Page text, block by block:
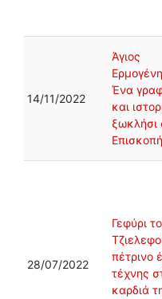
14/11/2022
Άγιος
Ένα
και
ξωκλήσι
Επισκοπή
28/07/2022
Γεφύρι
πέτρινο
τέχνης
καρδιά